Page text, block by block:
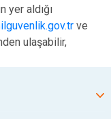
yer aldığı
ve
ulaşabilir,